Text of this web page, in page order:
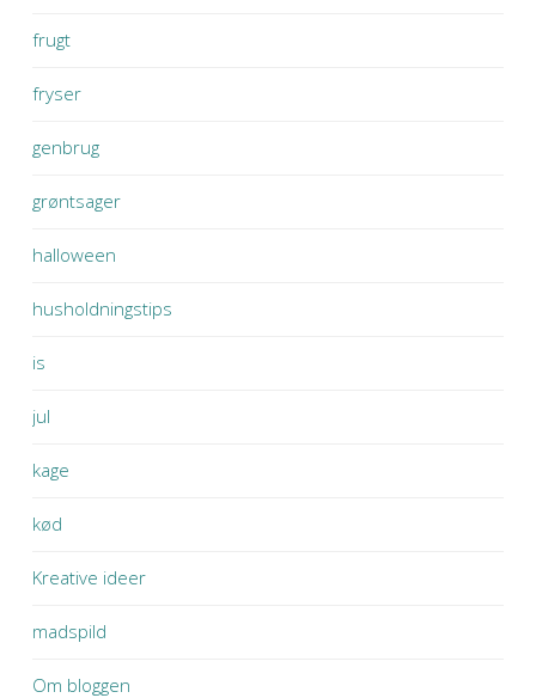
frugt
fryser
genbrug
grøntsager
halloween
husholdningstips
is
jul
kage
kød
Kreative ideer
madspild
Om bloggen